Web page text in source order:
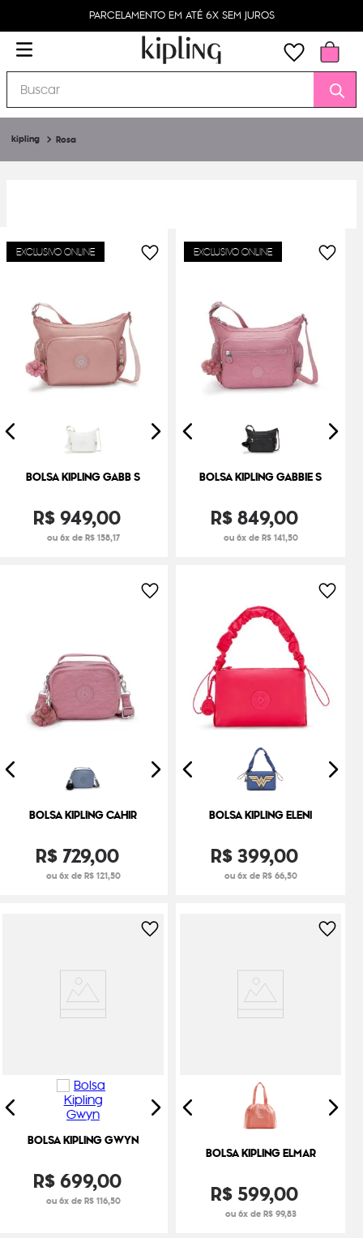
PIX PARCELADO EM ATÉ 4X
Buscar
Rosa
EXCLUSIVO ONLINE
BOLSA KIPLING GABB S
R$949,00
ou 6x de R$ 158,17
EXCLUSIVO ONLINE
BOLSA KIPLING GABBIE S
R$849,00
ou 6x de R$ 141,50
BOLSA KIPLING CAHIR
R$ 729,00
ou 6x de R$ 121,50
BOLSA KIPLING ELENI
R$399,00
ou 6x de R$ 66,50
BOLSA KIPLING GWYN
R$ 699,00
ou 6x de R$ 116,50
BOLSA KIPLING ELMAR
R$599,00
ou 6x de R$ 99,83